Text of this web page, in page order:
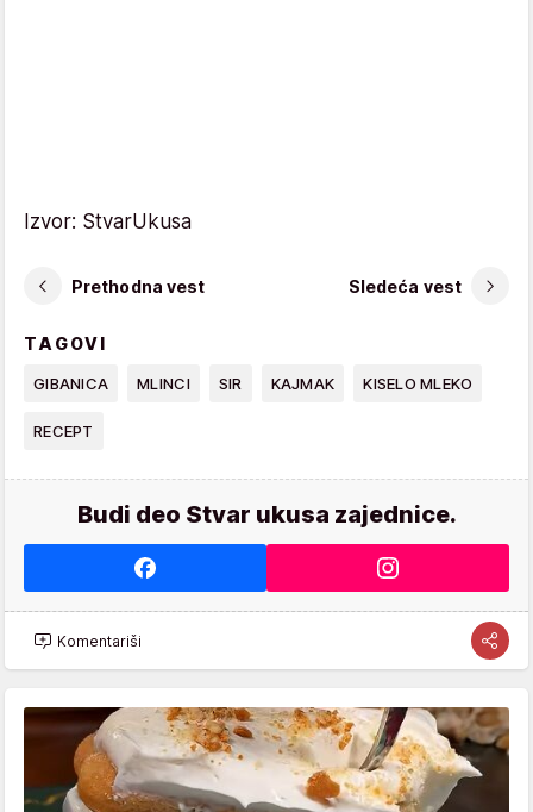
Izvor: StvarUkusa
Prethodna vest Sledeća vest
TAGOVI
GIBANICA MLINCI SIR KAJMAK KISELO MLEKO
RECEPT
Budi deo Stvar ukusa zajednice.
Komentariši